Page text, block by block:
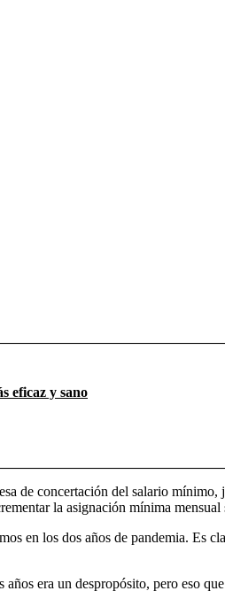
eficaz y sano
de concertación del salario
la asignación mínima
en los dos años de pandemia. Es
era un despropósito, pero eso